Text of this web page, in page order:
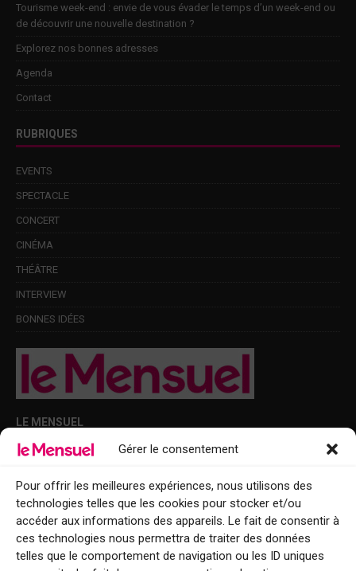
Gérer le consentement
Pour offrir les meilleures expériences, nous utilisons des
technologies telles que les cookies pour stocker et/ou
accéder aux informations des appareils. Le fait de consentir à
ces technologies nous permettra de traiter des données
telles que le comportement de navigation ou les ID uniques
Tourisme week-end : envie de vous évader le temps d’un week-end ou
de découvrir une nouvelle destination ?
Explorez nos bonnes adresses
Agenda
Contact
RUBRIQUES
EVENTS
SPECTACLE
CONCERT
CINÉMA
THÉÂTRE
INTERVIEW
BONNES IDÉES
LE MENSUEL
Points de diffusion Var et Alpes-Maritimes : oû trouver Le Mensuel ?
Le Mensuel en PDF : consultez le magazine en ligne
Qui sommes-nous ?
BFM Top Sorties